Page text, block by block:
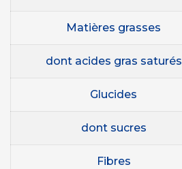
Matières grasses
dont acides gras saturés
Glucides
dont sucres
Fibres